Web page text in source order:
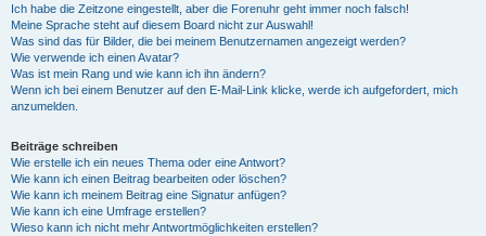
Ich habe die Zeitzone eingestellt, aber die Forenuhr geht immer noch falsch!
Meine Sprache steht auf diesem Board nicht zur Auswahl!
Was sind das für Bilder, die bei meinem Benutzernamen angezeigt werden?
Wie verwende ich einen Avatar?
Was ist mein Rang und wie kann ich ihn ändern?
Wenn ich bei einem Benutzer auf den E-Mail-Link klicke, werde ich aufgefordert, mich
anzumelden.
Beiträge schreiben
Wie erstelle ich ein neues Thema oder eine Antwort?
Wie kann ich einen Beitrag bearbeiten oder löschen?
Wie kann ich meinem Beitrag eine Signatur anfügen?
Wie kann ich eine Umfrage erstellen?
Wieso kann ich nicht mehr Antwortmöglichkeiten erstellen?